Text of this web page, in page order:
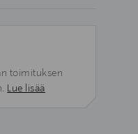
toimituksen
Lue lisää